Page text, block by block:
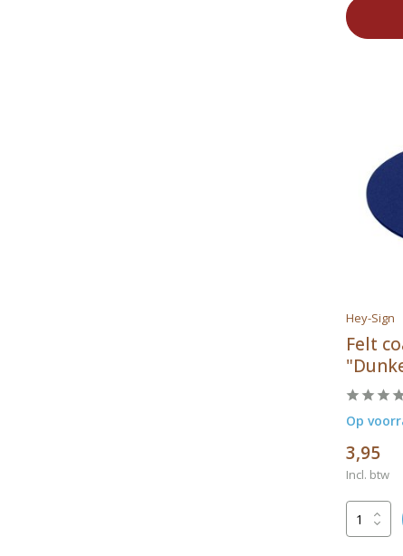
Hey-Sign
Felt
Op
3,95
Incl. btw